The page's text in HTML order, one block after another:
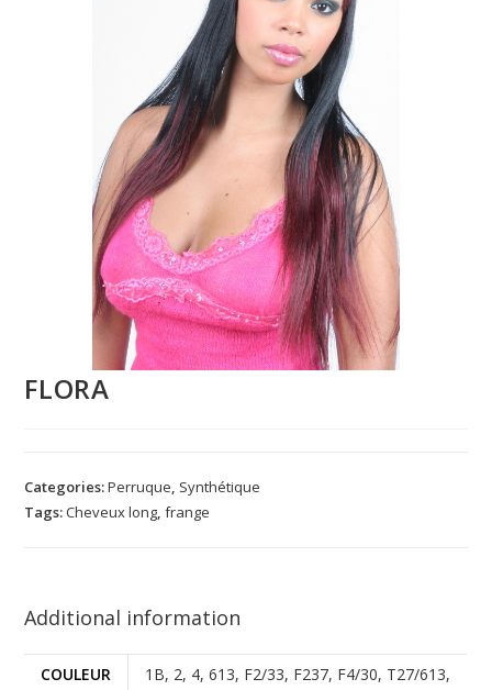
FLORA
Categories:Perruque, Synthétique
Tags:Cheveux long,frange
Additional information
COULEUR
1B, 2, 4, 613, F2/33, F237, F4/30, T27/613,